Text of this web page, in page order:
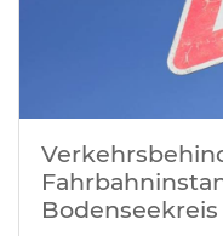
Bodenseekreis